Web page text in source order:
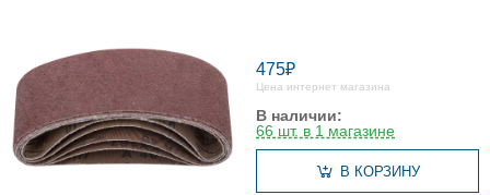
475₽
Цена интернет магазина
В наличии:
66 шт. в 1 магазине
В КОРЗИНУ